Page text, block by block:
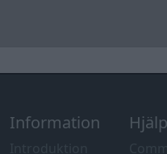
Tips och